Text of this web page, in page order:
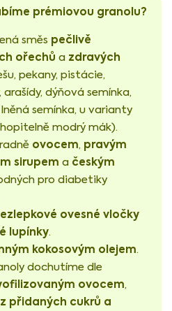
prémiovou granolu?
směs pečlivě
ořechů a zdravých
pekany, pistácie,
dýňová semínka,
semínka, u varianty
modrý mák).
ovocem, pravým
sirupem a českým
pro diabetiky
ovesné vločky
lupínky.
kokosovým olejem.
dochutíme dle
ovocem,
přidaných cukrů a